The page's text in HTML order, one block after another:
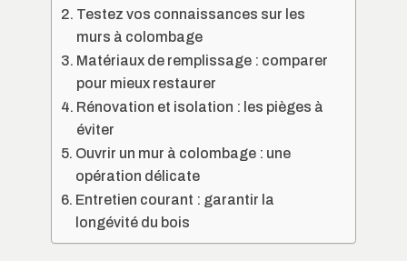
Testez vos connaissances sur les
murs à colombage
Matériaux de remplissage : comparer
pour mieux restaurer
Rénovation et isolation : les pièges à
éviter
Ouvrir un mur à colombage : une
opération délicate
Entretien courant : garantir la
longévité du bois